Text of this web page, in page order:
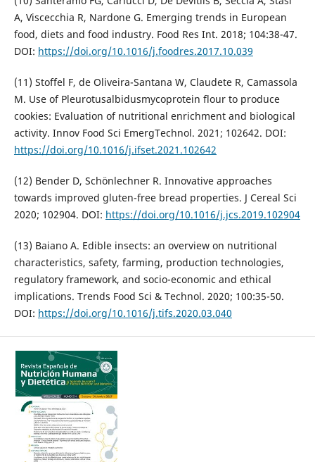
A, Viscecchia R, Nardone G. Emerging trends in European
food, diets and food industry. Food Res Int. 2018; 104:38-47.
DOI: https://doi.org/10.1016/j.foodres.2017.10.039
(11) Stoffel F, de Oliveira-Santana W, Claudete R, Camassola
M. Use of Pleurotusalbidusmycoprotein flour to produce
cookies: Evaluation of nutritional enrichment and biological
activity. Innov Food Sci EmergTechnol. 2021; 102642. DOI:
https://doi.org/10.1016/j.ifset.2021.102642
(12) Bender D, Schönlechner R. Innovative approaches
towards improved gluten-free bread properties. J Cereal Sci
2020; 102904. DOI: https://doi.org/10.1016/j.jcs.2019.102904
(13) Baiano A. Edible insects: an overview on nutritional
characteristics, safety, farming, production technologies,
regulatory framework, and socio-economic and ethical
implications. Trends Food Sci & Technol. 2020; 100:35-50.
DOI: https://doi.org/10.1016/j.tifs.2020.03.040